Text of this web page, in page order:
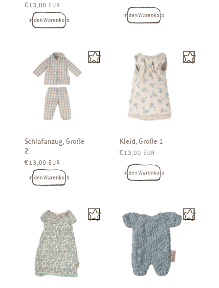
Normaler Preis
€13,00 EUR
In den Warenkorb
In den Warenkorb
Schlafanzug, Größe
2
Normaler Preis
€13,00 EUR
In den Warenkorb
Kleid, Größe 1
Normaler Preis
€13,00 EUR
In den Warenkorb